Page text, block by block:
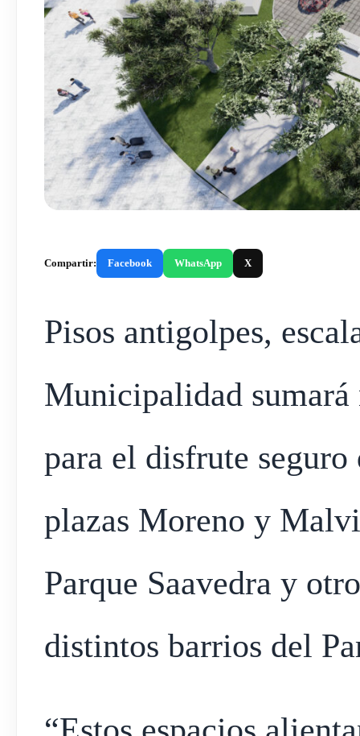
Compartir: Facebook WhatsApp X
Pisos antigolpes,
Municipalidad sumará
para el disfrute
plazas Moreno y
Parque Saavedra y
distintos barrios del